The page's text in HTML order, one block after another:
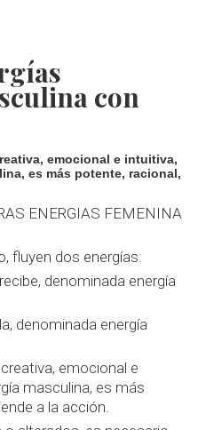
con
emocional e intuitiva,
es más potente, racional,
ENERGIAS FEMENINA
fluyen dos energías:
denominada energía
denominada energía
emocional e
masculina, es más
a la acción.